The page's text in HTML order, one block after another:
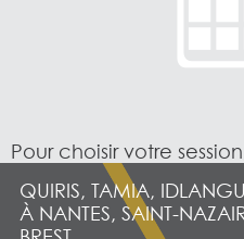
Pour choisir votre
QUIRIS, TAMIA,
À NANTES, SAINT-